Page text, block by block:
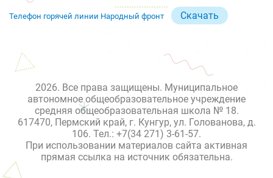
Телефон горячей линии Народный фронт Скачать
2026. Все права защищены. Муниципальное
автономное общеобразовательное учреждение
средняя общеобразовательная школа № 18.
617470, Пермский край, г. Кунгур, ул. Голованова, д.
106. Тел.: +7(34 271) 3-61-57.
При использовании материалов сайта активная
прямая ссылка на источник обязательна.